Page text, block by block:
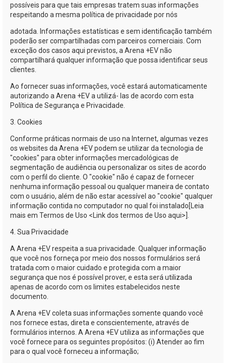
possíveis para que tais empresas tratem suas informações
respeitando a mesma política de privacidade por nós
adotada. Informações estatísticas e sem identificação também
poderão ser compartilhadas com parceiros comerciais. Com
exceção dos casos aqui previstos, a Arena +EVnão
compartilhará qualquer informação que possa identificar seus
clientes.
Ao fornecer suas informações, você estará automaticamente
autorizando a Arena +EVa utilizá- las de acordo com esta
Política de Segurança e Privacidade.
3. Cookies
Conforme práticas normais de uso na Internet, algumas vezes
os websites da Arena +EVpodem se utilizar da tecnologia de
"cookies" para obter informações mercadológicas de
segmentação de audiência ou personalizar os sites de acordo
com o perfil do cliente. O "cookie" não é capaz de fornecer
nenhuma informação pessoal ou qualquer maneira de contato
com o usuário, além de não estar acessível ao "cookie" qualquer
informação contida no computador no qual foi instalado[Leia
mais em Termos de Uso <Link dos termos de Uso aqui>].
4. Sua Privacidade
A Arena +EVrespeita a sua privacidade. Qualquer informação
que você nos forneça por meio dos nossos formulários será
tratada com o maior cuidado e protegida com a maior
segurança que nos é possível prover, e esta será utilizada
apenas de acordo com os limites estabelecidos neste
documento.
A Arena +EVcoleta suas informações somente quando você
nos fornece estas, direta e conscientemente, através de
formulários internos. A Arena +EVutiliza as informações que
você fornece para os seguintes propósitos: (i) Atender ao fim
para o qual você forneceu a informação;